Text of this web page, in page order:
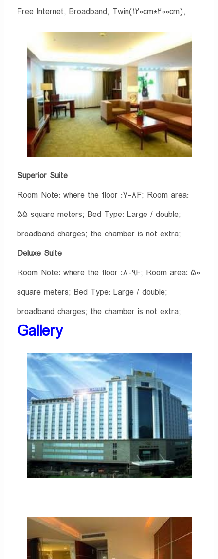
Free Internet, Broadband, Twin(120cm*200cm),
Superior Suite
Room Note: where the floor :7-8F; Room area:
55 square meters; Bed Type: Large / double;
broadband charges; the chamber is not extra;
Deluxe Suite
Room Note: where the floor :8-9F; Room area: 50
square meters; Bed Type: Large / double;
broadband charges; the chamber is not extra;
Gallery